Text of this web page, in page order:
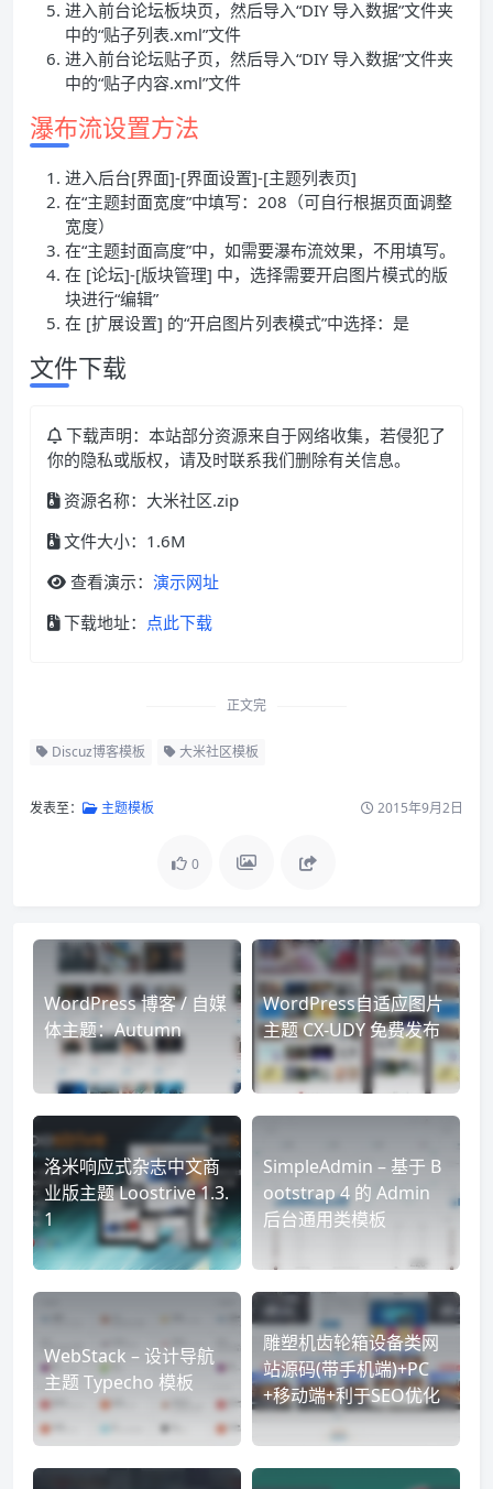
进入前台论坛板块页，然后导入“DIY 导入数据”文件夹
中的“贴子列表.xml”文件
进入前台论坛贴子页，然后导入“DIY 导入数据”文件夹
中的“贴子内容.xml”文件
瀑布流设置方法
进入后台[界面]-[界面设置]-[主题列表页]
在“主题封面宽度”中填写：208（可自行根据页面调整
宽度）
在“主题封面高度”中，如需要瀑布流效果，不用填写。
在 [论坛]-[版块管理] 中，选择需要开启图片模式的版
块进行“编辑”
在 [扩展设置] 的“开启图片列表模式”中选择：是
文件下载
下载声明：本站部分资源来自于网络收集，若侵犯了
你的隐私或版权，请及时联系我们删除有关信息。
资源名称：大米社区.zip
文件大小：1.6M
查看演示： 演示网址
下载地址： 点此下载
正文完
Discuz博客模板 大米社区模板
发表至： 主题模板 2015年9月2日
0
WordPress 博客 / 自媒
体主题：Autumn
WordPress自适应图片
主题 CX-UDY 免费发布
洛米响应式杂志中文商
业版主题 Loostrive 1.3.
1
SimpleAdmin – 基于 B
ootstrap 4 的 Admin
后台通用类模板
WebStack – 设计导航
主题 Typecho 模板
雕塑机齿轮箱设备类网
站源码(带手机端)+PC
+移动端+利于SEO优化